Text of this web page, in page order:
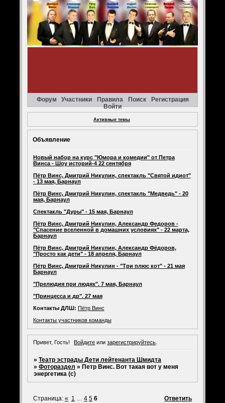
Форум Участники Правила Поиск
Регистрация
Войти
Активные темы
Объявление
Новый набор на курс "Юмора и комедии" от Петра
Винса - Шоу историй-4 22 сентября
Пётр Винс, Дмитрий Никулин, спектакль "Святой идиот"
- 13 мая, Барнаул
Пётр Винс, Дмитрий Никулин, спектакль "Медведь" - 20
мая, Барнаул
Спектакль "Дуры" - 15 мая, Барнаул
Пётр Винс, Дмитрий Никулин, Александр Федоров -
"Спасение вселенной в домашних условиях" - 22 марта,
Барнаул
Пётр Винс, Дмитрий Никулин, Александр Фёдоров,
"Просто как дети" - 18 апреля, Барнаул
Пётр Винс, Дмитрий Никулин - "Три плюс кот" - 21 мая
Барнаул
"Прелюдия при людях". 7 мая, Барнаул
"Принцесса и др". 27 мая
Контакты ДЛШ: Пётр Винс
Контакты участников команды
Привет, Гость! Войдите илизарегистрируйтесь.
» Театр эстрады Дети лейтенанта Шмидта
» Фотораздел » Петр Винс. Вот такая вот у меня
энергетика (с)
Страница: « 1 … 4 5 6 Ответить